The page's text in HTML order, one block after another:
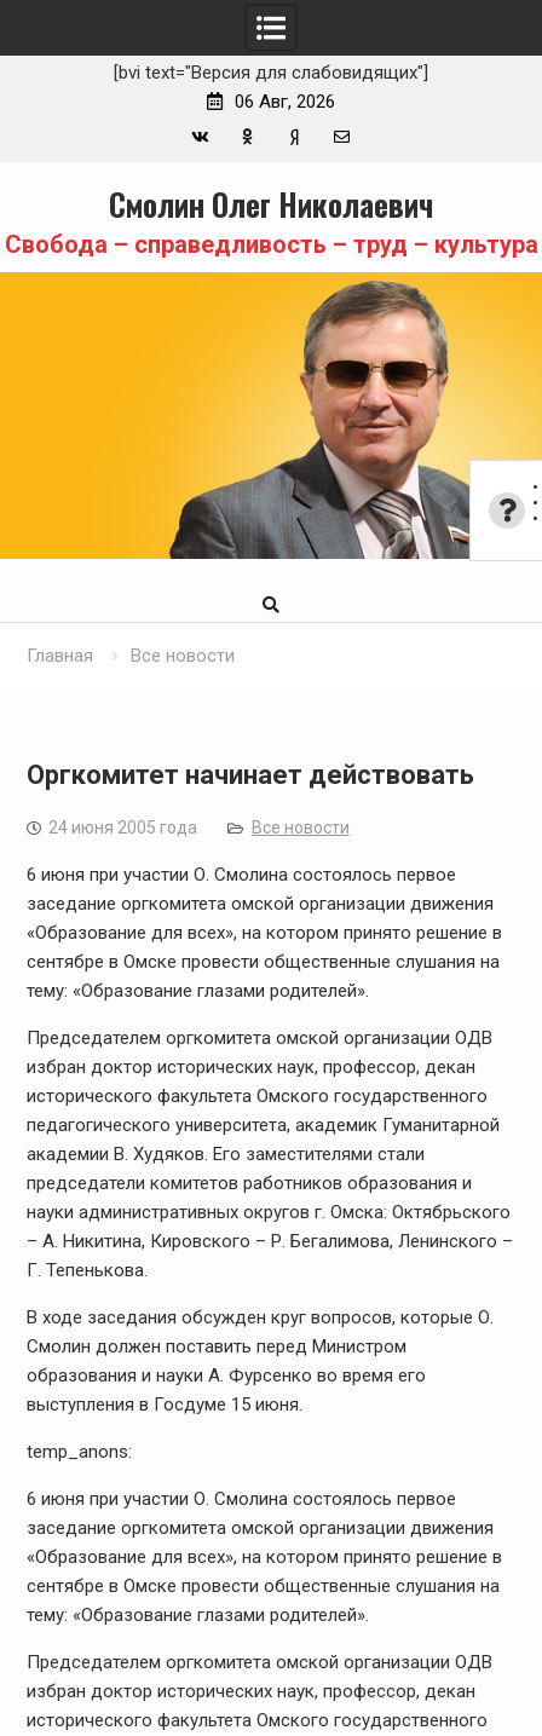
[bvi text="Версия для слабовидящих"]
06 Авг, 2026
Zen
mail
content
Смолин Олег Николаевич
Свобода – справедливость – труд – культура
Главная Все новости
Оргкомитет начинает действовать
24 июня 2005 года Все новости
6 июня при участии О. Смолина состоялось первое
заседание оргкомитета омской организации движения
«Образование для всех», на котором принято решение в
сентябре в Омске провести общественные слушания на
тему: «Образование глазами родителей».
Председателем оргкомитета омской организации ОДВ
избран доктор исторических наук, профессор, декан
исторического факультета Омского государственного
педагогического университета, академик Гуманитарной
академии В. Худяков. Его заместителями стали
председатели комитетов работников образования и
науки административных округов г. Омска: Октябрьского
– А. Никитина, Кировского – Р. Бегалимова, Ленинского –
Г. Тепенькова.
В ходе заседания обсужден круг вопросов, которые О.
Смолин должен поставить перед Министром
образования и науки А. Фурсенко во время его
выступления в Госдуме 15 июня.
temp_anons:
6 июня при участии О. Смолина состоялось первое
заседание оргкомитета омской организации движения
«Образование для всех», на котором принято решение в
сентябре в Омске провести общественные слушания на
тему: «Образование глазами родителей».
Председателем оргкомитета омской организации ОДВ
избран доктор исторических наук, профессор, декан
исторического факультета Омского государственного